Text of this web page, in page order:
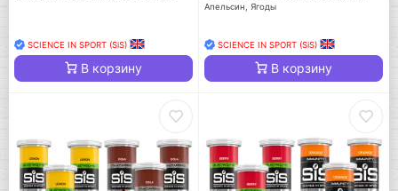
SCIENCE IN SPORT (SiS)
В корзину
Апельсин, Ягоды
SCIENCE IN SPORT (SiS)
В корзину